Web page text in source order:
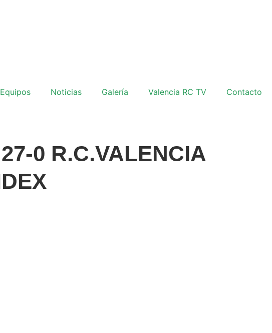
Equipos Noticias Galería Valencia RC TV Contacto
0 R.C.VALENCIA